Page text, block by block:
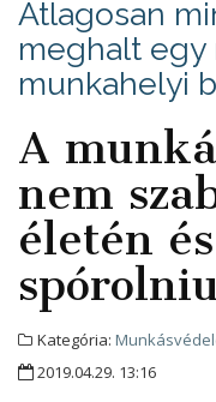
Átlagosan
meghalt egy
munkahelyi
A
nem
életén
Kategória:
2019.04.29. 13:16